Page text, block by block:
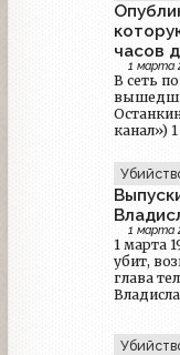
часов
1 марта
В сеть
канал»)
гостя
1 марта
1 марта
убит,
глава